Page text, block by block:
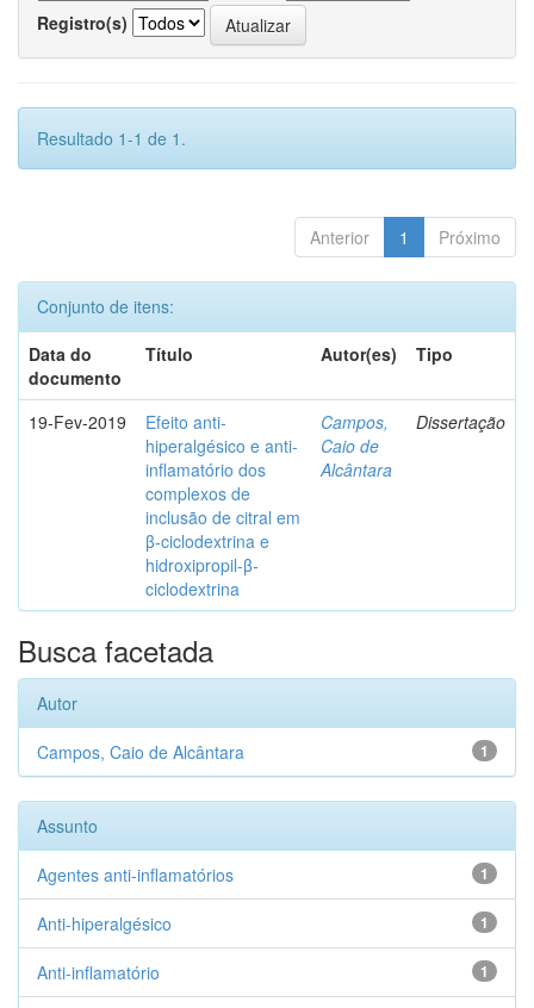
Registro(s)
Resultado 1-1 de 1.
Anterior 1 Próximo
Conjunto de itens:
Data do
documento
Título Autor(es) Tipo
19-Fev-2019
Efeito anti-
hiperalgésico e anti-
inflamatório dos
complexos de
inclusão de citral em
β-ciclodextrina e
hidroxipropil-β-
ciclodextrina
Campos,
Caio de
Alcântara
Dissertação
Busca facetada
Autor
1
Campos, Caio de Alcântara
Assunto
1
Agentes anti-inflamatórios
1
Anti-hiperalgésico
1
Anti-inflamatório